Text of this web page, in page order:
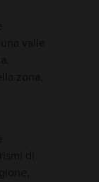
valle
zona,
di